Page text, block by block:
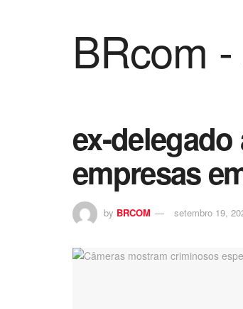
BRcom
ex-
empresas
by BRCOM setembro 19,